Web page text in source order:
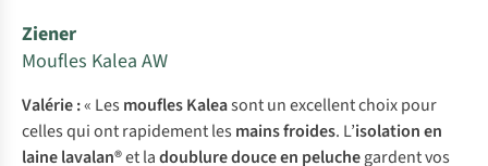
Ziener
Moufles Kalea AW
Valérie :« Les moufles Kaleasont un excellent choix pour
celles qui ont rapidement les mains froides. L’isolation en
laine lavalan®et ladoublure douce en peluchegardent vos